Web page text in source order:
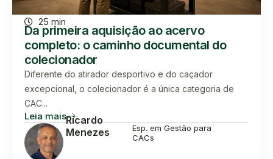
25 min
Da primeira aquisição ao acervo
completo: o caminho documental do
colecionador
Diferente do atirador desportivo e do caçador
excepcional, o colecionador é a única categoria de
CAC...
Leia maisRicardo
Menezes
Esp. em Gestão para
CACs